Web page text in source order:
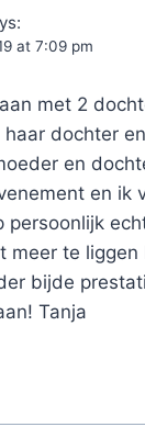
at 7:09 pm
met 2
haar dochter
en
en ik
persoonlijk
meer te liggen
bijde
Tanja